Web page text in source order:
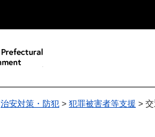
治安対策・防犯 > 犯罪被害者等支援 >